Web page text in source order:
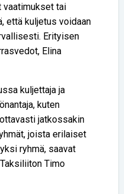
vaatimukset tai
että kuljetus voidaan
Erityisen
Elina
kuljettaja ja
kuten
jatkossakin
joista erilaiset
ryhmä, saavat
Timo